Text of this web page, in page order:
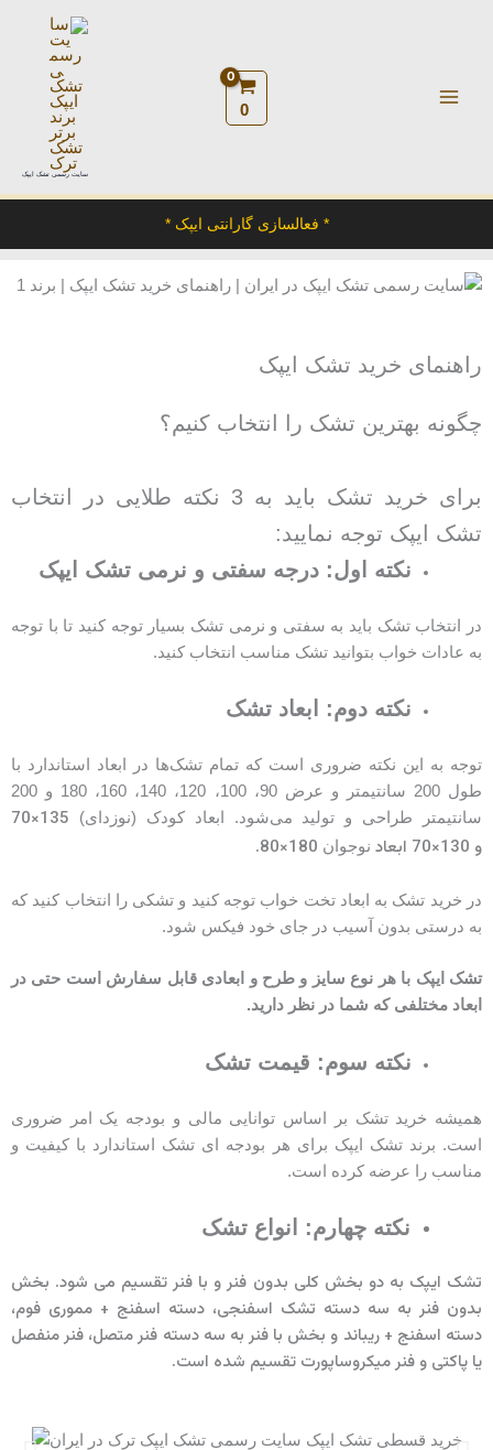
0
سایت رسمی تشک ایپک
* فعالسازی گارانتی ایپک *
راهنمای خرید تشک ایپک
چگونه بهترین تشک را انتخاب کنیم؟
برای خرید تشک باید به 3 نکته طلایی در انتخاب
تشک ایپک توجه نمایید:
نکته اول: درجه سفتی و نرمی تشک ایپک
در انتخاب تشک باید به سفتی و نرمی تشک بسیار توجه کنید تا با توجه
به عادات خواب بتوانید تشک مناسب انتخاب کنید.
نکته دوم: ابعاد تشک
توجه به این نکته ضروری است که تمام تشک‌ها در ابعاد استاندارد با
طول 200 سانتیمتر و عرض 90، 100، 120، 140، 160، 180 و 200
سانتیمتر طراحی و تولید می‌شود. ابعاد کودک (نوزدای)
135×70
و 130×70 ابعاد نوجوان 180×80.
در خرید تشک به ابعاد تخت خواب توجه کنید و تشکی را انتخاب کنید که
به درستی بدون آسیب در جای خود فیکس شود.
تشک ایپک با هر نوع سایز و طرح و ابعادی قابل سفارش است حتی در
ابعاد مختلفی که شما در نظر دارید.
نکته سوم: قیمت تشک
همیشه خرید تشک بر اساس توانایی مالی و بودجه یک امر ضروری
است. برند تشک ایپک برای هر بودجه ای تشک استاندارد با کیفیت و
مناسب را عرضه کرده است.
نکته چهارم: انواع تشک
تشک ایپک به دو بخش کلی بدون فنر و با فنر تقسیم می شود. بخش
بدون فنر به سه دسته تشک اسفنجی، دسته اسفنج + مموری فوم،
دسته اسفنج + ریباند و بخش با فنر به سه دسته فنر متصل، فنر منفصل
یا پاکتی و فنر میکروساپورت تقسیم شده است.